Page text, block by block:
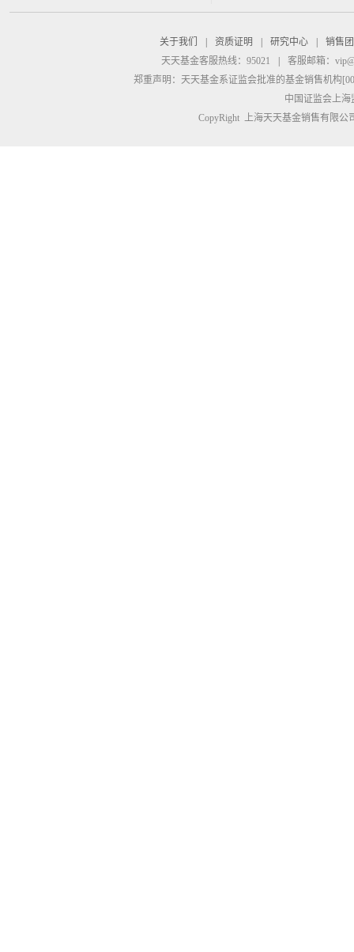
关于我们 资质证明 研究中心
销售
天天基金客服热线：95021
客服邮箱：
郑重声明： 天天基金系证监会批准的基金销售机构
中国证监会上
CopyRight 上海天天基金销售有限